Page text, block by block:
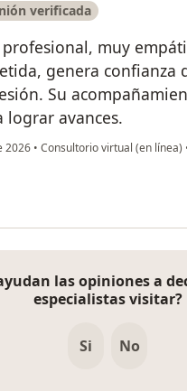
verificada
profesional, muy
genera confianza
Su
lograr avances.
2026 • Consultorio virtual (en línea)
JV
las opiniones a
especialistas visitar?
Si No